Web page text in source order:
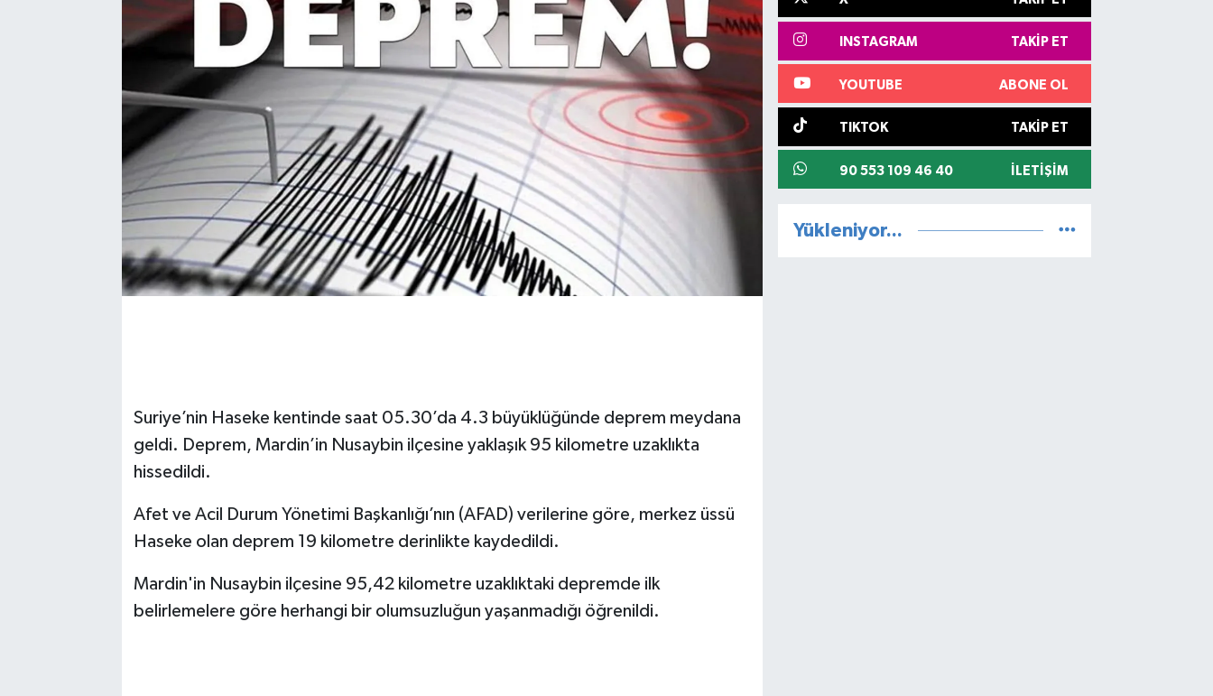
Suriye’nin Haseke kentinde saat 05.30’da 4.3 büyüklüğünde deprem meydana
geldi. Deprem, Mardin’in Nusaybin ilçesine yaklaşık 95 kilometre uzaklıkta
hissedildi.
Afet ve Acil Durum Yönetimi Başkanlığı’nın (AFAD) verilerine göre, merkez üssü
Haseke olan deprem 19 kilometre derinlikte kaydedildi.
Mardin'in Nusaybin ilçesine 95,42 kilometre uzaklıktaki depremde ilk
belirlemelere göre herhangi bir olumsuzluğun yaşanmadığı öğrenildi.
INSTAGRAM TAKIP ET
YOUTUBE ABONE OL
TIKTOK TAKIP ET
90 553 109 46 40 İLETIŞIM
Yükleniyor...